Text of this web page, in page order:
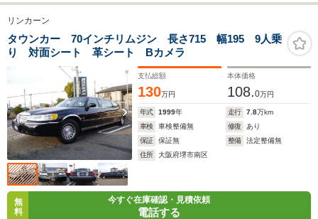
リンカーン
タウンカー 70インチリムジン 長さ715 幅195 9人乗
り 対面シート 革シート Bカメラ
支払総額
130万円
本体価格
108.0万円
年式 1999年 走行 7.8万km
車検
車検整備無 修復
あり
保証
保証無 整備
法定整備無
住所
大阪府堺市南区
無
料
今すぐ在庫確認・見積依頼
電話する